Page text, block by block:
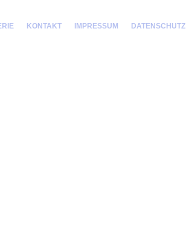
KONTAKT IMPRESSUM
DATENSCHUTZ